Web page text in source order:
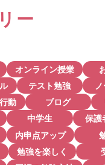
ー
オンライン授業
テスト勉強
動
ブログ
中学生
保護
内申点アップ
勉強を楽しく